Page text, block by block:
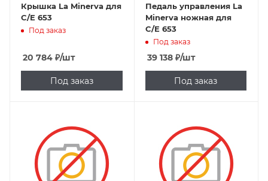
Крышка La Minerva для
C/E 653
Под заказ
20 784 ₽/шт
Под заказ
Педаль управления La
Minerva ножная для
C/E 653
Под заказ
39 138₽/шт
Под заказ